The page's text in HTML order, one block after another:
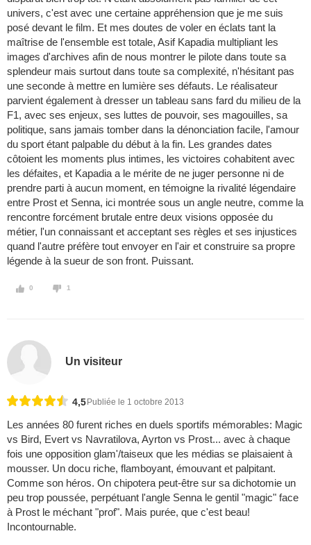
univers, c'est avec une certaine appréhension que je me suis
posé devant le film. Et mes doutes de voler en éclats tant la
maîtrise de l'ensemble est totale, Asif Kapadia multipliant les
images d'archives afin de nous montrer le pilote dans toute sa
splendeur mais surtout dans toute sa complexité, n'hésitant pas
une seconde à mettre en lumière ses défauts. Le réalisateur
parvient également à dresser un tableau sans fard du milieu de la
F1, avec ses enjeux, ses luttes de pouvoir, ses magouilles, sa
politique, sans jamais tomber dans la dénonciation facile, l'amour
du sport étant palpable du début à la fin. Les grandes dates
côtoient les moments plus intimes, les victoires cohabitent avec
les défaites, et Kapadia a le mérite de ne juger personne ni de
prendre parti à aucun moment, en témoigne la rivalité légendaire
entre Prost et Senna, ici montrée sous un angle neutre, comme la
rencontre forcément brutale entre deux visions opposée du
métier, l'un connaissant et acceptant ses règles et ses injustices
quand l'autre préfère tout envoyer en l'air et construire sa propre
légende à la sueur de son front. Puissant.
0 1
Un visiteur
4,5 Publiée le 1 octobre 2013
Les années 80 furent riches en duels sportifs mémorables: Magic
vs Bird, Evert vs Navratilova, Ayrton vs Prost... avec à chaque
fois une opposition glam'/taiseux que les médias se plaisaient à
mousser. Un docu riche, flamboyant, émouvant et palpitant.
Comme son héros. On chipotera peut-être sur sa dichotomie un
peu trop poussée, perpétuant l'angle Senna le gentil "magic" face
à Prost le méchant "prof". Mais purée, que c'est beau!
Incontournable.